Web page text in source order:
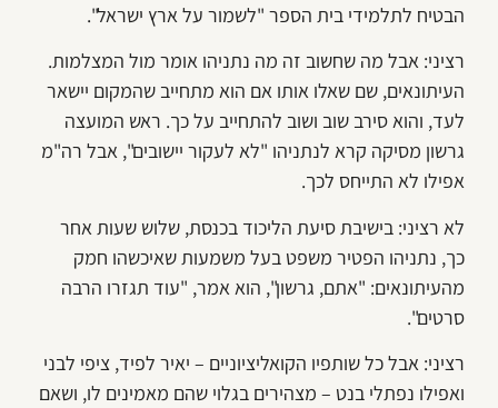
הבטיח לתלמידי בית הספר "לשמור על ארץ ישראל".
רציני: אבל מה שחשוב זה מה נתניהו אומר מול המצלמות.
העיתונאים, שם שאלו אותו אם הוא מתחייב שהמקום יישאר
לעד, והוא סירב שוב ושוב להתחייב על כך. ראש המועצה
גרשון מסיקה קרא לנתניהו "לא לעקור יישובים", אבל רה"מ
אפילו לא התייחס לכך.
לא רציני: בישיבת סיעת הליכוד בכנסת, שלוש שעות אחר
כך, נתניהו הפטיר משפט בעל משמעות שאיכשהו חמק
מהעיתונאים: "אתם, גרשון", הוא אמר, "עוד תגזרו הרבה
סרטים".
רציני: אבל כל שותפיו הקואליציוניים – יאיר לפיד, ציפי לבני
ואפילו נפתלי בנט – מצהירים בגלוי שהם מאמינים לו, ושאם